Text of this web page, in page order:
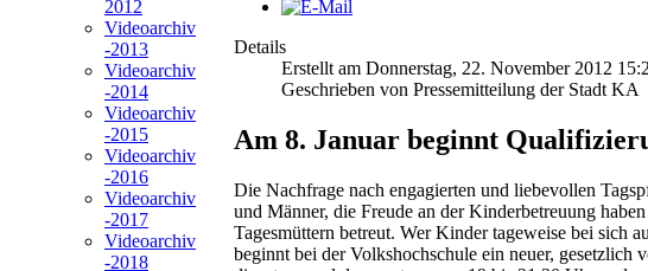
2012
Videoarchiv
-2013
Videoarchiv
-2014
Videoarchiv
-2015
Videoarchiv
-2016
Videoarchiv
-2017
Videoarchiv
-2018
Details
Erstellt am Donnerstag, 22. November 2012
Geschrieben von Pressemitteilung der Stadt KA
Am 8. Januar beginnt
Die Nachfrage nach engagierten und liebevollen
und Männer, die Freude an der Kinderbetreuung
Tagesmüttern betreut. Wer Kinder tageweise bei sich
beginnt bei der Volkshochschule ein neuer,